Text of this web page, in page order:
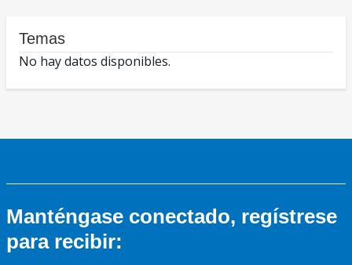
Temas
No hay datos disponibles.
Manténgase conectado, regístrese
para recibir: